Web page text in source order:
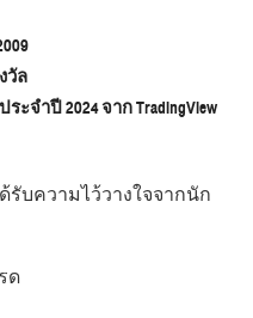
วัล
ประจำปี 2024 จาก TradingView
รับความไว้วางใจจากนัก
ด